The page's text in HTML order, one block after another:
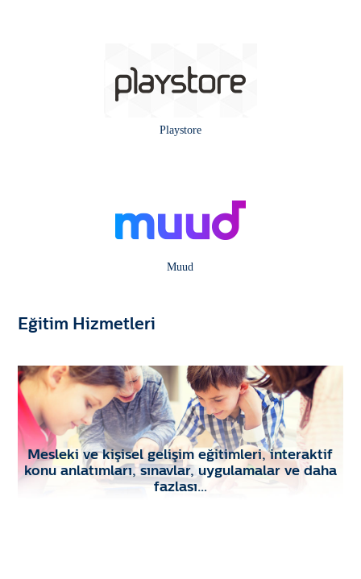
Playstore
Muud
Eğitim Hizmetleri
Mesleki ve kişisel gelişim eğitimleri, interaktif
konu anlatımları, sınavlar, uygulamalar ve daha
fazlası…